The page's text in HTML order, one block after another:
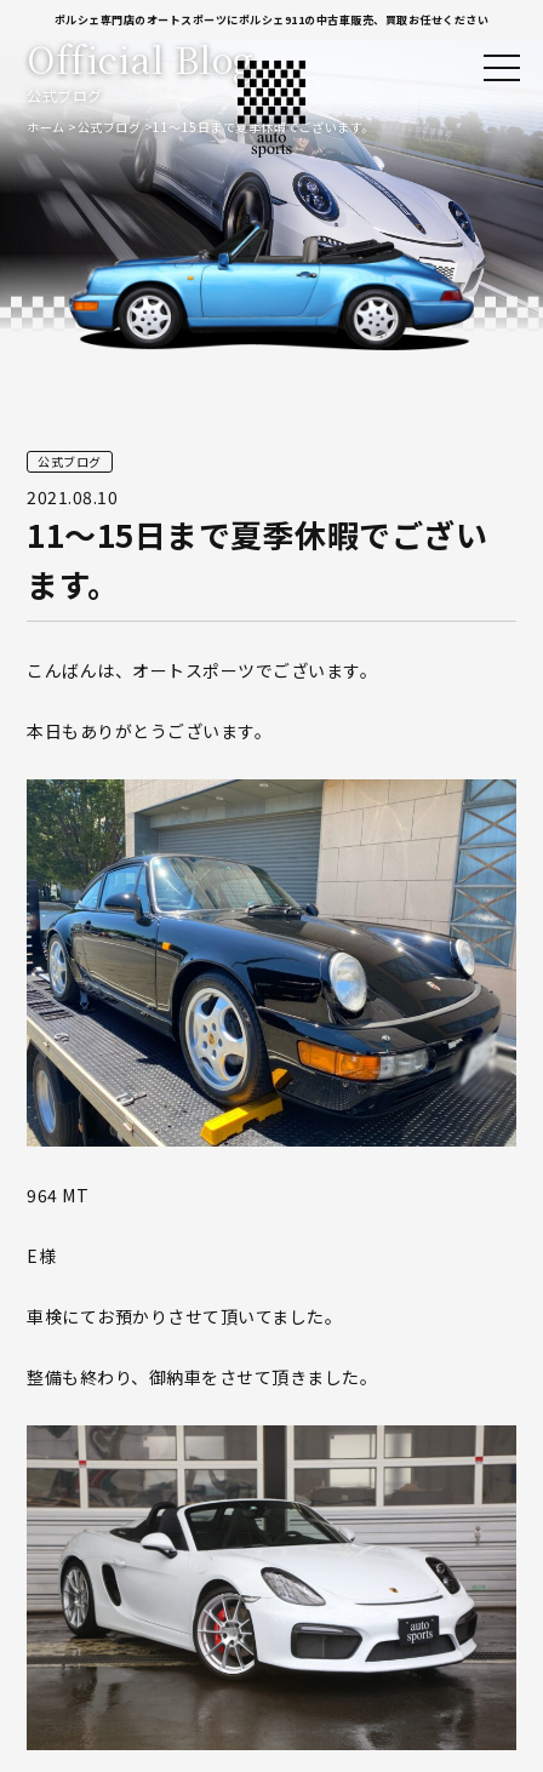
ポルシェ専門店のオートスポーツにポルシェ911の中古車販売、買取お任せください
公式ブログ
Official Blog
ホーム 公式ブログ 11〜15日まで夏季休暇でございます。
公式ブログ
2021.08.10
11〜15日まで夏季休暇でござい
ます。
こんばんは、オートスポーツでございます。
本日もありがとうございます。
964 MT
E様
車検にてお預かりさせて頂いてました。
整備も終わり、御納車をさせて頂きました。